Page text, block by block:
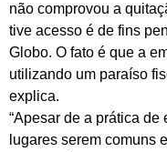
não comprovou a
tive acesso é de fins
Globo. O fato é que a
utilizando um paraíso
explica.
“Apesar de a prática
lugares serem comuns